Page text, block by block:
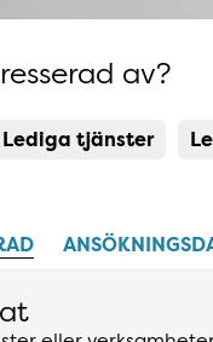
av?
Lediga tjänster